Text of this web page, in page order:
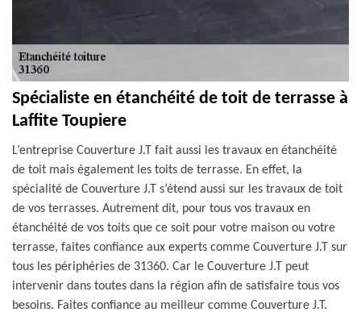
Spécialiste en étanchéité de toit de terrasse à
Laffite Toupiere
L’entreprise Couverture J.T fait aussi les travaux en étanchéité
de toit mais également les toits de terrasse. En effet, la
spécialité de Couverture J.T s’étend aussi sur les travaux de toit
de vos terrasses. Autrement dit, pour tous vos travaux en
étanchéité de vos toits que ce soit pour votre maison ou votre
terrasse, faites confiance aux experts comme Couverture J.T sur
tous les périphéries de 31360. Car le Couverture J.T peut
intervenir dans toutes dans la région afin de satisfaire tous vos
besoins. Faites confiance au meilleur comme Couverture J.T.